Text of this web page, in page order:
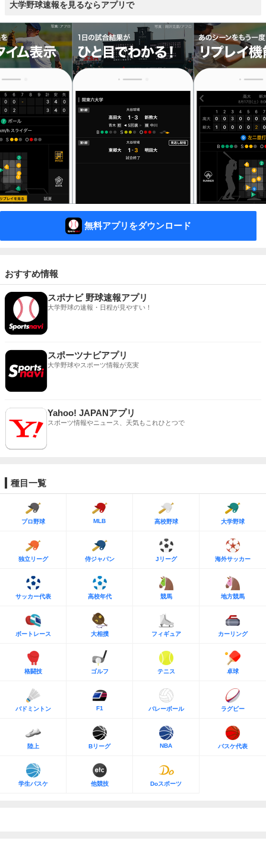
大学野球速報を見るならアプリで
無料アプリをダウンロード
おすすめ情報
スポナビ 野球速報アプリ
大学野球の速報・日程が見やすい！
スポーツナビアプリ
大学野球やスポーツ情報が充実
Yahoo! JAPANアプリ
スポーツ情報やニュース、天気もこれひとつで
種目一覧
プロ野球 MLB 高校野球 大学野球
独立リーグ 侍ジャパン Jリーグ 海外サッカー
サッカー代表 高校年代 競馬 地方競馬
ボートレース 大相撲 フィギュア カーリング
格闘技 ゴルフ テニス 卓球
バドミントン F1 バレーボール ラグビー
陸上 Bリーグ NBA バスケ代表
学生バスケ 他競技 Doスポーツ